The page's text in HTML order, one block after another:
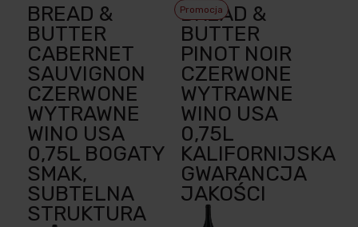
BREAD &
BUTTER
CABERNET
SAUVIGNON
CZERWONE
WYTRAWNE
WINO USA
0,75L BOGATY
SMAK,
SUBTELNA
STRUKTURA
BREAD &
BUTTER
PINOT NOIR
CZERWONE
WYTRAWNE
WINO USA
0,75L
KALIFORNIJSKA
GWARANCJA
JAKOŚCI
Promocja